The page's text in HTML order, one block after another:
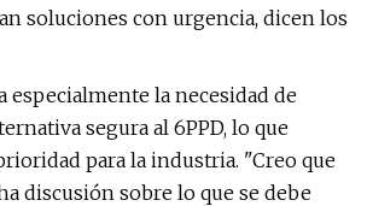
soluciones con urgencia, dicen los
especialmente la necesidad de
segura al 6PPD, lo que
para la industria. "Creo que
discusión sobre lo que se debe